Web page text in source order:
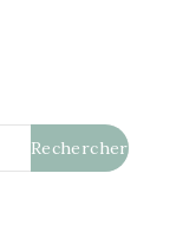
Rechercher